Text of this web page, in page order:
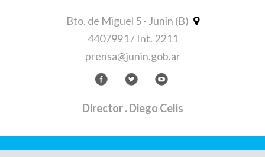
Bto. de Miguel 5 - Junín (B)
4407991 / Int. 2211
prensa@junin.gob.ar
Director. Diego Celis